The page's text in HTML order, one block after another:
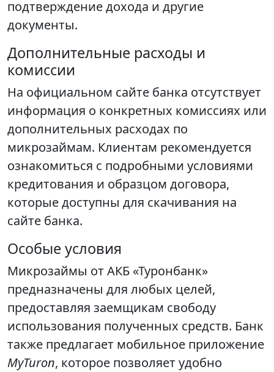
подтверждение дохода и другие
документы.
Дополнительные расходы и
комиссии
На официальном сайте банка отсутствует
информация о конкретных комиссиях или
дополнительных расходах по
микрозаймам. Клиентам рекомендуется
ознакомиться с подробными условиями
кредитования и образцом договора,
которые доступны для скачивания на
сайте банка.
Особые условия
Микрозаймы от АКБ «Туронбанк»
предназначены для любых целей,
предоставляя заемщикам свободу
использования полученных средств. Банк
также предлагает мобильное приложение
MyTuron, которое позволяет удобно